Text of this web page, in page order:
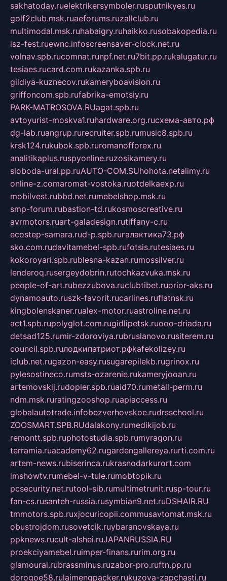
sakhatoday.ruelektrikersymboler.rusputnikyes.ru
golf2club.msk.ruaeforums.ruzallclub.ru
multimodal.msk.ruhabaigry.ruhaikko.rusobakopedia.ru
isz-fest.ruewnc.infoscreensaver-clock.net.ru
volnav.spb.rucomnat.runpf.net.ru7bit.pp.rukalugatur.ru
tesiaes.rucard.com.rukazanka.spb.ru
gildiya-kuznecov.rukameryboavision.ru
griffoncom.spb.rufabrika-emotsiy.ru
PARK-MATROSOVA.RUagat.spb.ru
avtoyurist-moskva1.ruhardware.org.ruсхема-авто.рф
dg-lab.ruangrup.rurecruiter.spb.rumusic8.spb.ru
krsk124.rukubok.spb.ruromanofforex.ru
analitikaplus.ruspyonline.ruzosikamery.ru
sloboda-ural.pp.ruAUTO-COM.SUhohota.netalimy.ru
online-z.comaromat-vostoka.ruotdelkaexp.ru
mobilvest.rubbd.net.rumebelshop.msk.ru
smp-forum.rubastion-td.rukosmoscreative.ru
avrmotors.ruart-galadesign.rutiffany-c.ru
ecostep-samara.rud-p.spb.ruгалактика73.рф
sko.com.rudavitamebel-spb.rufotsis.rutesiaes.ru
kokoroyari.spb.rublesna-kazan.rumossilver.ru
lenderoq.rusergeydobrin.rutochkazvuka.msk.ru
people-of-art.rubezzubova.ruclubtibet.ruorior-aks.ru
dynamoauto.ruszk-favorit.rucarlines.ruflatnsk.ru
kingbolenskaner.rualex-motor.ruastroline.net.ru
act1.spb.rupolyglot.com.rugidlipetsk.ruooo-driada.ru
detsad125.rumir-zdoroviya.rubruslanovo.rusiterem.ru
council.spb.ruлодкипатриот.рфkafekolizey.ru
iclub.net.rugazon-easy.rusugarepilekb.rugrinox.ru
pylesostineco.rumsts-ozarenie.rukameryjooan.ru
artemovskij.rudopler.spb.ruaid70.rumetall-perm.ru
ndm.msk.ruratingzooshop.ruapiaccess.ru
globalautotrade.infobezverhovskoe.rudrsschool.ru
ZOOSMART.SPB.RUdalakony.rumedikijob.ru
remontt.spb.ruphotostudia.spb.rumyragon.ru
terramia.ruacademy62.rugardengallereya.rurti.com.ru
artem-news.rubiserinca.rukrasnodarkurort.com
imshowtv.rumebel-v-tule.rumobtopik.ru
pcsecurity.net.rutool-sib.rumultimetrunit.rusp-tour.ru
fan-cs.rusanteh-russia.rusymbian9.net.ruDSHAIR.RU
tmmotors.spb.ruxjocuricopii.commusavtomat.msk.ru
obustrojdom.rusovetcik.ruybaranovskaya.ru
ppknews.rucult-alshei.ruJAPANRUSSIA.RU
proekciyamebel.ruimper-finans.rurim.org.ru
glamourai.rubrassminus.ruzabor-pro.ruftn.pp.ru
dorogoe58.rulaimengpacker.rukuzova-zapchasti.ru